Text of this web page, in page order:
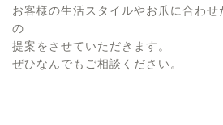
お客様の生活スタイルやお爪に合わ
の
提案をさせていただきます。
ぜひなんでもご相談ください。